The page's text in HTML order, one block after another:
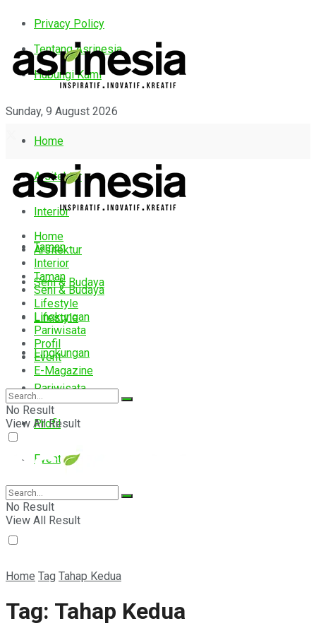
Privacy Policy
Tentang Asrinesia
Hubungi Kami
Sunday, 9 August 2026
Home
Arsitektur
Interior
Taman
Seni & Budaya
Lifestyle
Lingkungan
Pariwisata
Profil
Event
E-Magazine
Home
Arsitektur
Interior
Taman
Seni & Budaya
Lifestyle
Lingkungan
Pariwisata
Profil
Event
E-Magazine
No Result
View All Result
No Result
View All Result
Home Tag Tahap Kedua
Tag: Tahap Kedua